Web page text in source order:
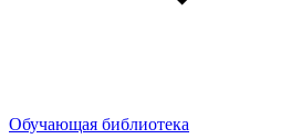
Обучающая библиотека